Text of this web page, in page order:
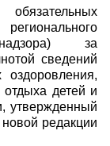
за
сведений
детей и
утвержденный
редакции